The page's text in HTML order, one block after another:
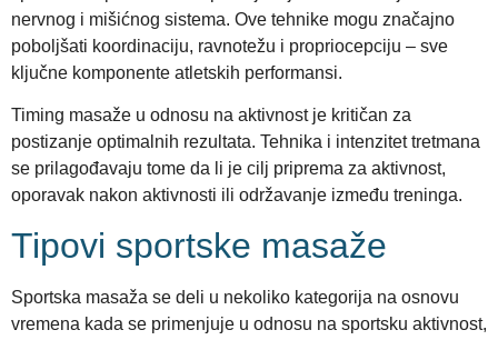
nervnog i mišićnog sistema. Ove tehnike mogu značajno
poboljšati koordinaciju, ravnotežu i propriocepciju – sve
ključne komponente atletskih performansi.
Timing masaže u odnosu na aktivnost je kritičan za
postizanje optimalnih rezultata. Tehnika i intenzitet tretmana
se prilagođavaju tome da li je cilj priprema za aktivnost,
oporavak nakon aktivnosti ili održavanje između treninga.
Tipovi sportske masaže
Sportska masaža se deli u nekoliko kategorija na osnovu
vremena kada se primenjuje u odnosu na sportsku aktivnost,